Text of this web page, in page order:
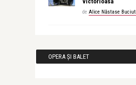
de Alice Năstase
OPERA ȘI BALET